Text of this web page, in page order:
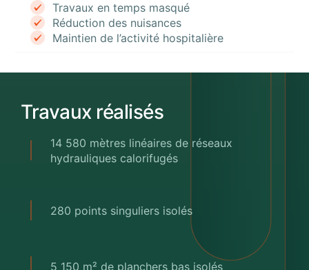
Travaux en temps masqué
Réduction des nuisances
Maintien de l’activité hospitalière
Travaux réalisés
14 580 mètres linéaires de réseaux
hydrauliques calorifugés
280 points singuliers isolés
5 150 m² de planchers bas isolés